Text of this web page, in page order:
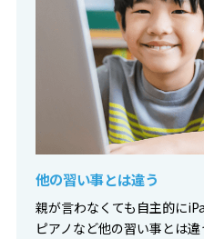
他の習い事とは違う
親が言わなくても自主的に
ピアノなど他の習い事とは違